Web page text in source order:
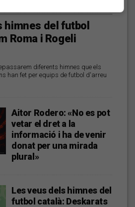
himnes del futbol
Roma i Rogeli
diferents himnes que els
han fet per equips de futbol d'arreu
Aitor Rodero: «No es pot
vetar el dret a la
informació i ha de venir
donat per una mirada
plural»
Les veus dels himnes del
futbol català: Deskarats